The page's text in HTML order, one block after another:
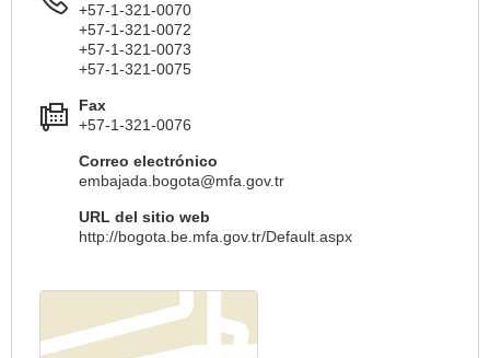
+57-1-321-0070
+57-1-321-0072
+57-1-321-0073
+57-1-321-0075
Fax
+57-1-321-0076
Correo electrónico
embajada.bogota@mfa.gov.tr
URL del sitio web
http://bogota.be.mfa.gov.tr/Default.aspx